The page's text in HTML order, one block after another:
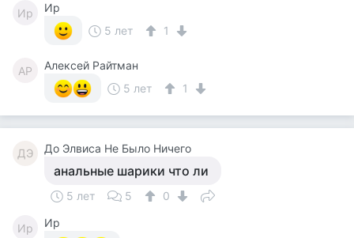
Ир
Ир
5 лет
1
АР
Алексей Райтман
5 лет
1
ДЭ До Элвиса Не Было Ничего
анальные шарики что ли
5 лет 5 0
Ир
Ир